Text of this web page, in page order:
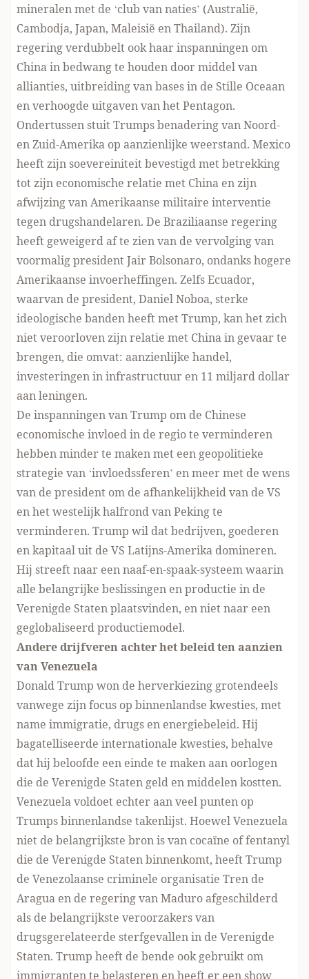
mineralenmet de ‘club van naties’ (Australië,
Cambodja, Japan, Maleisië en Thailand). Zijn
regering verdubbelt ook haar inspanningen om
China in bedwang te houden door middel van
allianties, uitbreiding vanbases in de Stille Oceaan
enverhoogde uitgaven van het Pentagon.
Ondertussen stuit Trumps benadering van Noord-
en Zuid-Amerika op aanzienlijke weerstand. Mexico
heeft zijn soevereiniteit bevestigd met betrekking
tot zijn economische relatie met China en zijn
afwijzing van Amerikaanse militaire interventie
tegen drugshandelaren. De Braziliaanse regering
heeft geweigerd af te zien van de vervolging van
voormalig president Jair Bolsonaro, ondanks hogere
Amerikaanse invoerheffingen. Zelfs Ecuador,
waarvan de president, Daniel Noboa, sterke
ideologische banden heeft met Trump, kan het zich
niet veroorloven zijnrelatie met China in gevaar te
brengen, die omvat: aanzienlijke handel,
investeringen in infrastructuur en 11 miljard dollar
aan leningen.
De inspanningen van Trump om de Chinese
economische invloed in de regio te verminderen
hebben minder te maken met een geopolitieke
strategie van ‘invloedssferen’ en meer met de wens
van de president om de afhankelijkheid van de VS
en het westelijk halfrond van Peking te
verminderen. Trump wil dat bedrijven, goederen
en kapitaal uit de VS Latijns-Amerika domineren.
Hij streeft naar een naaf-en-spaak-systeem waarin
alle belangrijke beslissingen en productie in de
Verenigde Staten plaatsvinden, en niet naar een
geglobaliseerd productiemodel.
Andere drijfveren achter het beleid ten aanzien
van Venezuela
Donald Trump won de herverkiezing grotendeels
vanwege zijn focus op binnenlandse kwesties, met
name immigratie, drugs en energiebeleid. Hij
bagatelliseerde internationale kwesties, behalve
dat hij beloofde een einde te maken aan oorlogen
die de Verenigde Staten geld en middelen kostten.
Venezuela voldoet echter aan veel punten op
Trumps binnenlandse takenlijst. Hoewel Venezuela
niet de belangrijkste bron is van cocaïne of fentanyl
die de Verenigde Staten binnenkomt, heeft Trump
de Venezolaanse criminele organisatie Tren de
Aragua en de regering van Maduro afgeschilderd
als de belangrijkste veroorzakers van
drugsgerelateerde sterfgevallen in de Verenigde
Staten. Trump heeft de bende ook gebruikt om
immigranten te belasteren en heeft er een show